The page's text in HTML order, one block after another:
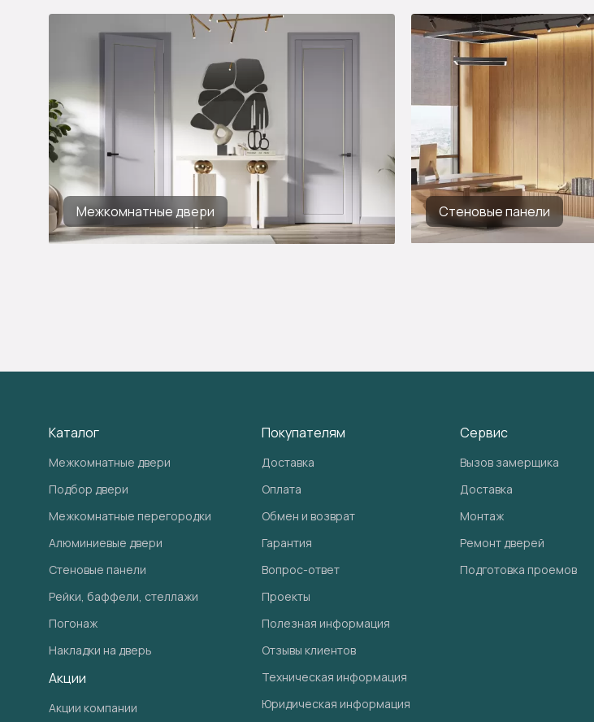
Межкомнатные двери Стеновые панели
Каталог
Межкомнатные двери
Подбор двери
Межкомнатные перегородки
Алюминиевые двери
Стеновые панели
Рейки, баффели, стеллажи
Погонаж
Накладки на дверь
Акции
Акции компании
Покупателям
Доставка
Оплата
Обмен и возврат
Гарантия
Вопрос-ответ
Проекты
Полезная информация
Отзывы клиентов
Техническая информация
Юридическая информация
Сервис
Вызов замерщика
Доставка
Монтаж
Ремонт дверей
Подготовка проемов